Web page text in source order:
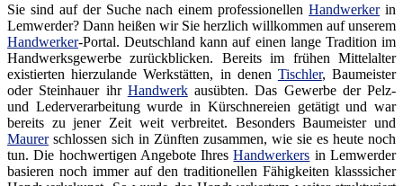
Sie sind auf der Suche nach einem professionellenHandwerkerin
Lemwerder? Dann heißen wir Sie herzlich willkommen auf unserem
Handwerker-Portal. Deutschland kann auf einen lange Tradition im
Handwerksgewerbe zurückblicken. Bereits im frühen Mittelalter
existierten hierzulande Werkstätten, in denen Tischler, Baumeister
oder Steinhauer ihr Handwerkausübten. Das Gewerbe der Pelz-
und Lederverarbeitung wurde in Kürschnereien getätigt und war
bereits zu jener Zeit weit verbreitet. Besonders Baumeister und
Maurerschlossen sich in Zünften zusammen, wie sie es heute noch
tun. Die hochwertigen Angebote IhresHandwerkers in Lemwerder
basieren noch immer auf den traditionellen Fähigkeiten klasssicher